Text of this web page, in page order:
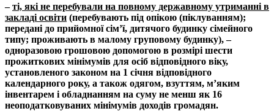
–ті, які не перебували на повному державному утриманні в
закладі освіти (перебувають під опікою (піклуванням);
передані до прийомної сім’ї, дитячого будинку сімейного
типу; проживають в малому груповому будинку), –
одноразовою грошовою допомогою в розмірі шести
прожиткових мінімумів для осіб відповідного віку,
установленого законом на 1 січня відповідного
календарного року, а також одягом, взуттям, м’яким
інвентарем і обладнанням на суму не менш як 16
неоподатковуваних мінімумів доходів громадян.